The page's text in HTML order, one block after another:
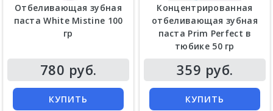
Отбеливающая зубная
паста White Mistine 100
гр
780 руб.
КУПИТЬ
Концентрированная
отбеливающая зубная
паста Prim Perfect в
тюбике 50 гр
359 руб.
КУПИТЬ